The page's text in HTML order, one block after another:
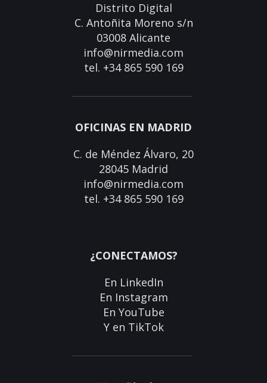
Distrito Digital
C. Antoñita Moreno s/n
03008 Alicante
info@nirmedia.com
tel. +34 865 590 169
OFICINAS EN MADRID
C. de Méndez Álvaro, 20
28045 Madrid
info@nirmedia.com
tel. +34 865 590 169
¿CONECTAMOS?
En LinkedIn
En Instagram
En YouTube
Y en TikTok